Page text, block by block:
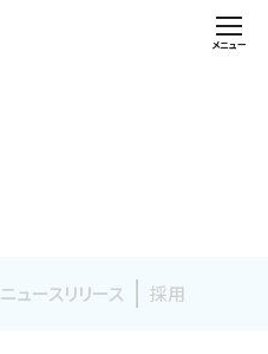
メニュー
ニュースリリース 採用